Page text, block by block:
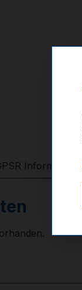
Information